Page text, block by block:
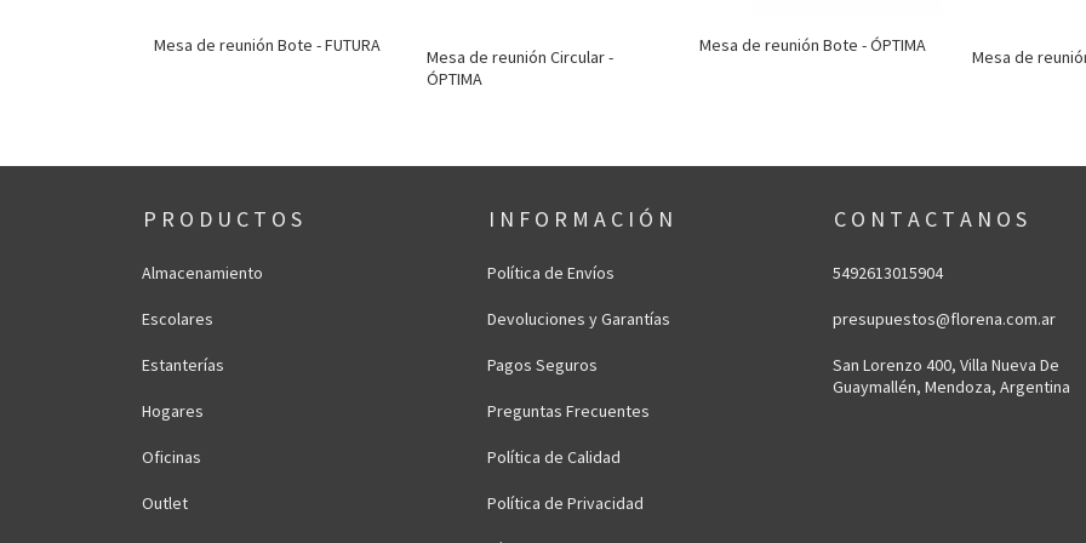
Mesa de reunión Bote - FUTURA
Mesa de reunión Circular -
ÓPTIMA
Mesa de reunión Bote - ÓPTIMA
Mesa de
P R O D U C T O S
Almacenamiento
Escolares
Estanterías
Hogares
Oficinas
Outlet
I N F O R M A C I Ó N
Política de Envíos
Devoluciones y Garantías
Pagos Seguros
Preguntas Frecuentes
Política de Calidad
Política de Privacidad
C O N T A C T A N O S
5492613015904
presupuestos@florena.com.ar
San Lorenzo 400, Villa Nueva De
Guaymallén, Mendoza, Argentina